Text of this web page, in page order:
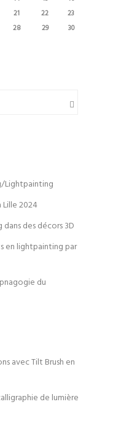
21 22
23
28 29
30
2024
des décors 3D
en lightpainting par
du
avec Tilt Brush en
de lumière